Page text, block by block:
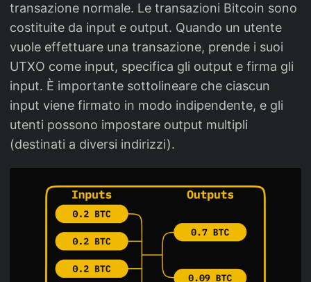
transazione normale. Le transazioni Bitcoin sono
costituite da input e output. Quando un utente
vuole effettuare una transazione, prende i suoi
UTXO come input, specifica gli output e firma gli
input. È importante sottolineare che ciascun
input viene firmato in modo indipendente, e gli
utenti possono impostare output multipli
(destinati a diversi indirizzi).